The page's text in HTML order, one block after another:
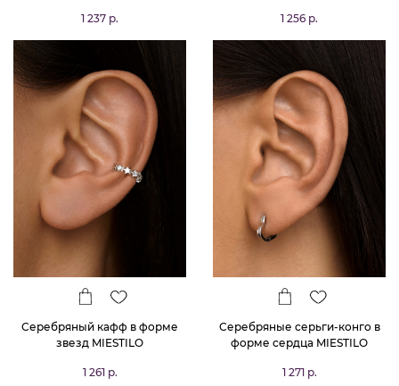
1 237 р. 1 256 р.
Серебряный кафф в форме
звезд MIESTILO
1 261 р.
Серебряные серьги-конго в
форме сердца MIESTILO
1 271 р.